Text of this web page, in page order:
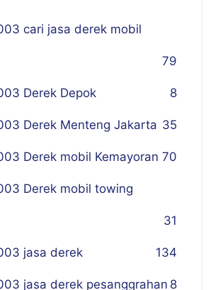
cari jasa derek mobil
79
Derek Depok 8
Derek Menteng Jakarta 35
Derek mobil Kemayoran 70
Derek mobil towing
31
jasa derek 134
jasa derek pesanggrahan 8